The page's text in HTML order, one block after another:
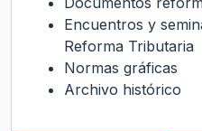
Encuentros y
Reforma Tributaria
Normas gráficas
Archivo histórico